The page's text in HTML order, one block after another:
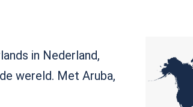
in Nederland,
wereld. Met Aruba,